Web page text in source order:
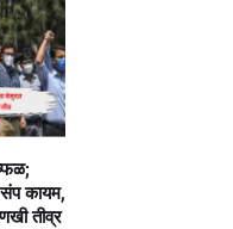
संप कायम,
तीव्र